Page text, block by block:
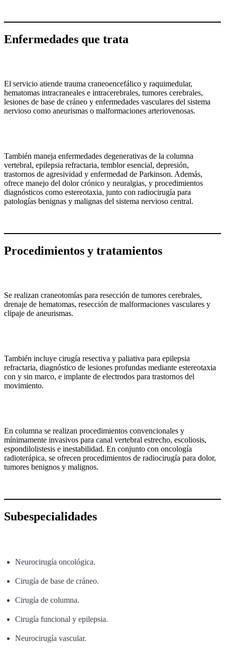
Enfermedades que trata
El servicio atiende trauma craneoencefálico y raquimedular,
hematomas intracraneales e intracerebrales, tumores cerebrales,
lesiones de base de cráneo y enfermedades vasculares del sistema
nervioso como aneurismas o malformaciones arteriovenosas.
También maneja enfermedades degenerativas de la columna
vertebral, epilepsia refractaria, temblor esencial, depresión,
trastornos de agresividad y enfermedad de Parkinson. Además,
ofrece manejo del dolor crónico y neuralgias, y procedimientos
diagnósticos como estereotaxia, junto con radiocirugía para
patologías benignas y malignas del sistema nervioso central.
Procedimientos y tratamientos
Se realizan craneotomías para resección de tumores cerebrales,
drenaje de hematomas, resección de malformaciones vasculares y
clipaje de aneurismas.
También incluye cirugía resectiva y paliativa para epilepsia
refractaria, diagnóstico de lesiones profundas mediante estereotaxia
con y sin marco, e implante de electrodos para trastornos del
movimiento.
En columna se realizan procedimientos convencionales y
mínimamente invasivos para canal vertebral estrecho, escoliosis,
espondilolistesis e inestabilidad. En conjunto con oncología
radioterápica, se ofrecen procedimientos de radiocirugía para dolor,
tumores benignos y malignos.
Subespecialidades
Neurocirugía oncológica.
Cirugía de base de cráneo.
Cirugía de columna.
Cirugía funcional y epilepsia.
Neurocirugía vascular.